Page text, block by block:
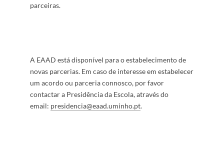
parceiras. ​
A EAAD está disponível para o estabelecimento de
novas parcerias.​ Em caso de interesse em estabelecer
um acordo ou parceria connosco,​ por favor
contactar a Presidência da Escola, através do
email: presidencia@eaad.uminho.pt.